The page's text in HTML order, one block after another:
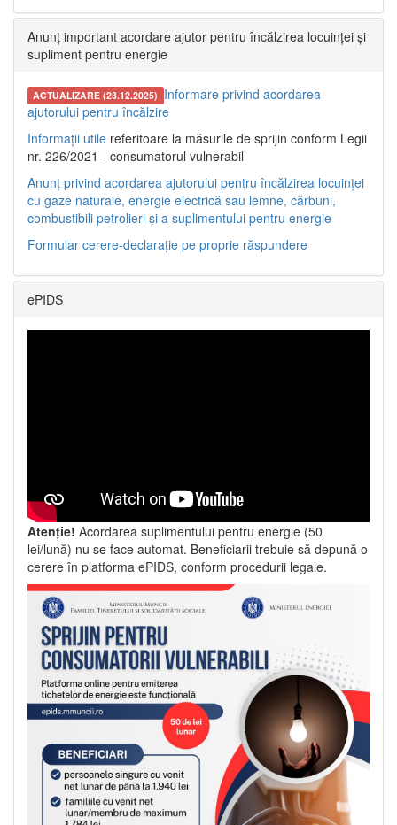
Anunț important acordare ajutor pentru încălzirea locuinței și
supliment pentru energie
ACTUALIZARE (23.12.2025) Informare privind acordarea
ajutorului pentru încălzire
Informații utile referitoare la măsurile de sprijin conform Legii
nr. 226/2021 - consumatorul vulnerabil
Anunț privind acordarea ajutorului pentru încălzirea locuinței
cu gaze naturale, energie electrică sau lemne, cărbuni,
combustibili petrolieri și a suplimentului pentru energie
Formular cerere-declarație pe proprie răspundere
ePIDS
Atenție! Acordarea suplimentului pentru energie (50
lei/lună) nu se face automat. Beneficiarii trebuie să depună o
cerere în platforma ePIDS, conform procedurii legale.